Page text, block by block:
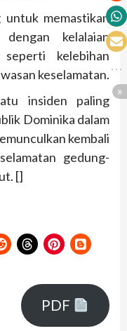
memastikan
kelalaian
kelebihan
keselamatan.
insiden paling
Dominika dalam
kembali
gedung-
[]
PDF